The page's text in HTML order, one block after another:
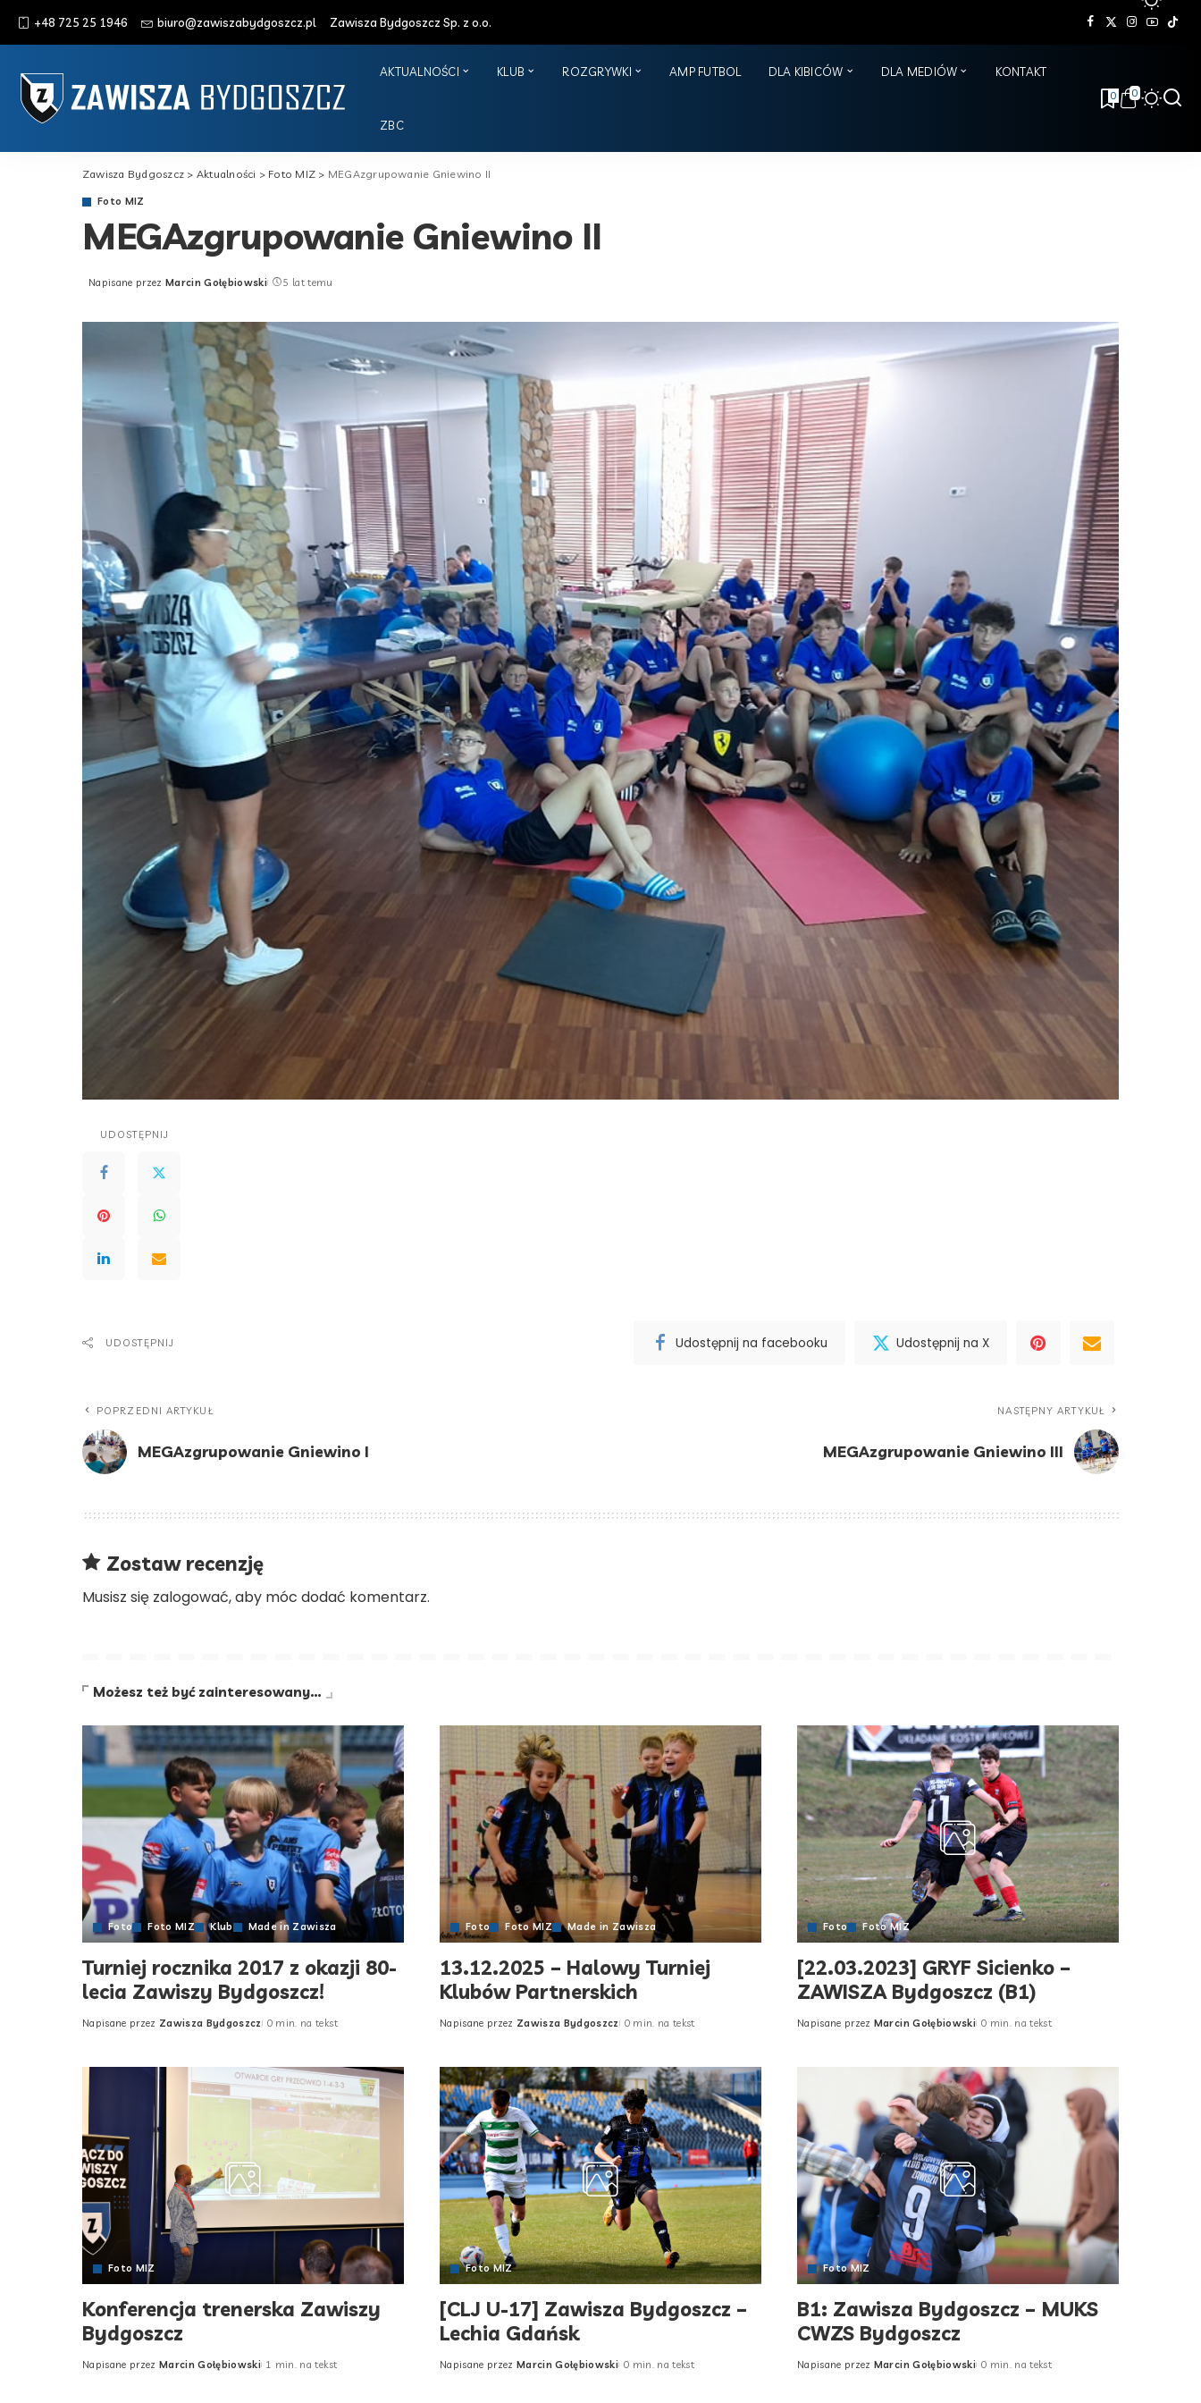
+48 725 25 1946 biuro@zawiszabydgoszcz.pl Zawisza Bydgoszcz Sp. z o.o.
AKTUALNOŚCI KLUB ROZGRYWKI AMP FUTBOL DLA KIBICÓW DLA MEDIÓW KONTAKT
ZBC
0 0
Zawisza Bydgoszcz > Aktualności > Foto MIZ > MEGAzgrupowanie Gniewino II
Foto MIZ
MEGAzgrupowanie Gniewino II
Posted
Napisane przez Marcin Gołębiowski 5 lat temu
UDOSTĘPNIJ
UDOSTĘPNIJ Udostępnij na facebooku Udostępnij na X
POPRZEDNI ARTYKUŁ
MEGAzgrupowanie Gniewino I
NASTĘPNY ARTYKUŁ
MEGAzgrupowanie Gniewino III
Zostaw recenzję
Musisz się zalogować, aby móc dodać komentarz.
Możesz też być zainteresowany…
Foto Foto MIZ Klub Made in Zawisza
Turniej rocznika 2017 z okazji 80-
lecia Zawiszy Bydgoszcz!
Posted
Napisane przez Zawisza Bydgoszcz 0 min. na tekst
Foto Foto MIZ Made in Zawisza
13.12.2025 – Halowy Turniej
Klubów Partnerskich
Posted
Napisane przez Zawisza Bydgoszcz 0 min. na tekst
Foto Foto MIZ
[22.03.2023] GRYF Sicienko –
ZAWISZA Bydgoszcz (B1)
Posted
Napisane przez Marcin Gołębiowski 0 min. na tekst
Foto MIZ
Konferencja trenerska Zawiszy
Bydgoszcz
Posted
Napisane przez Marcin Gołębiowski 1 min. na tekst
Foto MIZ
[CLJ U-17] Zawisza Bydgoszcz –
Lechia Gdańsk
Posted
Napisane przez Marcin Gołębiowski 0 min. na tekst
Foto MIZ
B1: Zawisza Bydgoszcz – MUKS
CWZS Bydgoszcz
Posted
Napisane przez Marcin Gołębiowski 0 min. na tekst